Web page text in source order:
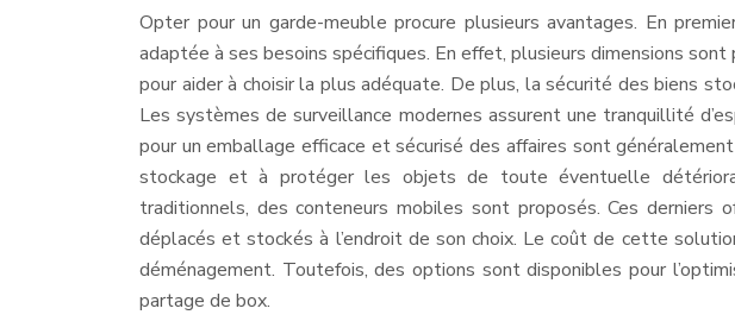
Opter pour un garde-meuble procure plusieurs avantages. En
adaptée à ses besoins spécifiques. En effet, plusieurs dimensions
pour aider à choisir la plus adéquate. De plus, la sécurité des biens
Les systèmes de surveillance modernes assurent une tranquillité
pour un emballage efficace et sécurisé des affaires sont
stockage et à protéger les objets de toute éventuelle
traditionnels, des conteneurs mobiles sont proposés. Ces
déplacés et stockés à l’endroit de son choix. Le coût de cette
déménagement. Toutefois, des options sont disponibles pour
partage de box.